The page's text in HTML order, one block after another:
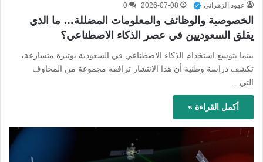
عهود الزهراني 2026-07-08
0
الخصوصية والوظائف والمعلومات المضللة… ما الذي
يقلق السعوديين في عصر الذكاء الاصطناعي؟
بينما يتوسع استخدام الذكاء الاصطناعي في السعودية بوتيرة متسارعة،
تكشف دراسة وطنية أن هذا الانتشار ترافقه مجموعة من المخاوف
التي…
أكمل القراءة »